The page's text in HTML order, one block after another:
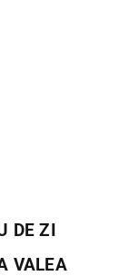
DE ZI
VALEA